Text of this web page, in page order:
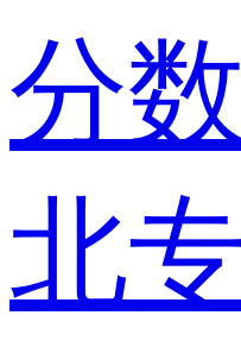
分
北